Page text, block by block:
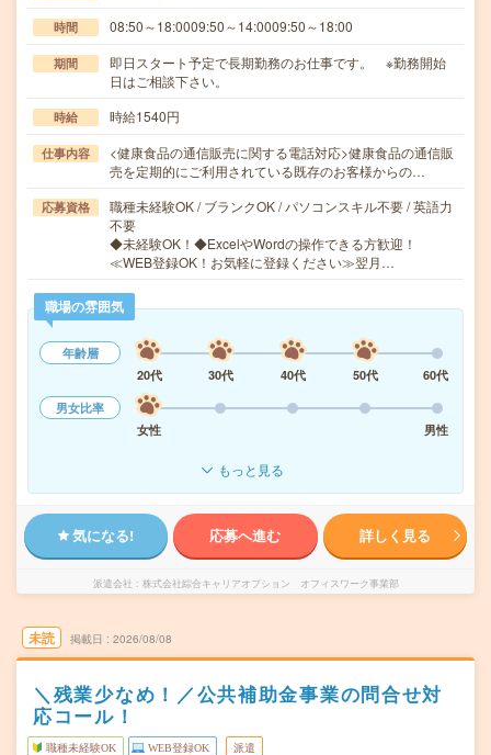
時間 08:50～18:0009:50～14:0009:50～18:00
期間
即日スタート予定で長期勤務のお仕事です。 ※勤務開始
日はご相談下さい。
時給 時給1540円
仕事内容
<健康食品の通信販売に関する電話対応>健康食品の通信販
売を定期的にご利用されている既存のお客様からの…
応募資格
職種未経験OK / ブランクOK / パソコンスキル不要 / 英語力
不要
◆未経験OK！◆ExcelやWordの操作できる方歓迎！
≪WEB登録OK！お気軽に登録ください≫翌月…
職場の雰囲気
年齢層
20代
30代 40代 50代
60代
男女比率
女性
男性
もっと見る
気になる! 応募へ進む 詳しく見る
派遣会社 株式会社綜合キャリアオプション オフィスワーク事業部
未読 掲載日 2026/08/08
＼残業少なめ！／公共補助金事業の問合せ対
応コール！
職種未経験OK WEB登録OK 派遣